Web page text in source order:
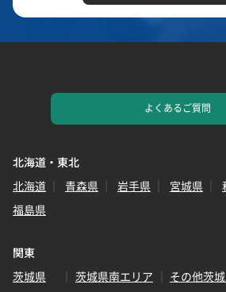
よくあるご質問
北海道・東北
北海道
青森県 岩手県 宮城県
福島県
関東
茨城県
茨城県南エリア
その他茨